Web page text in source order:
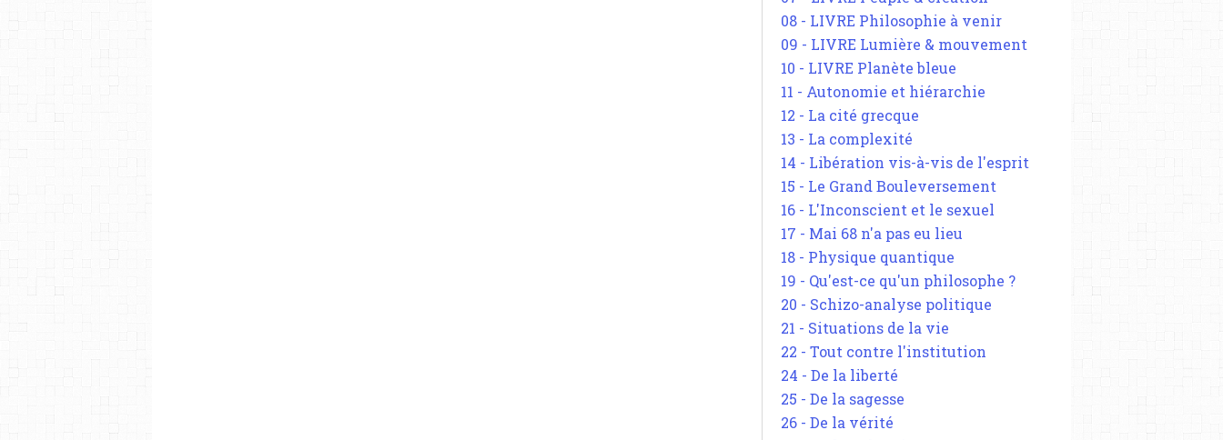
08 - LIVRE Philosophie à venir
09 - LIVRE Lumière & mouvement
10 - LIVRE Planète bleue
11 - Autonomie et hiérarchie
12 - La cité grecque
13 - La complexité
14 - Libération vis-à-vis de l'esprit
15 - Le Grand Bouleversement
16 - L'Inconscient et le sexuel
17 - Mai 68 n'a pas eu lieu
18 - Physique quantique
19 - Qu'est-ce qu'un philosophe ?
20 - Schizo-analyse politique
21 - Situations de la vie
22 - Tout contre l'institution
24 - De la liberté
25 - De la sagesse
26 - De la vérité